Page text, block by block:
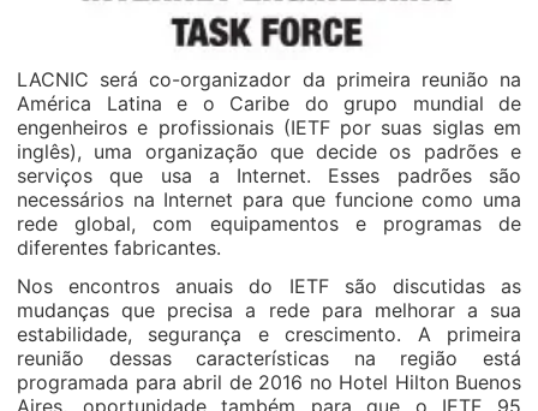
LACNIC será co-organizador da primeira reunião na
América Latina e o Caribe do grupo mundial de
engenheiros e profissionais (IETF por suas siglas em
inglês), uma organização que decide os padrões e
serviços que usa a Internet. Esses padrões são
necessários na Internet para que funcione como uma
rede global, com equipamentos e programas de
diferentes fabricantes.
Nos encontros anuais do IETF são discutidas as
mudanças que precisa a rede para melhorar a sua
estabilidade, segurança e crescimento. A primeira
reunião dessas características na região está
programada para abril de 2016 no Hotel Hilton Buenos
Aires, oportunidade também para que o IETF 95